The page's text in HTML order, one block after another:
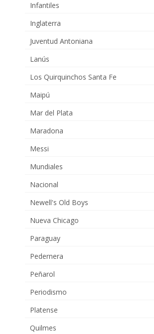
Infantiles
Inglaterra
Juventud Antoniana
Lanús
Los Quirquinchos Santa Fe
Maipú
Mar del Plata
Maradona
Messi
Mundiales
Nacional
Newell's Old Boys
Nueva Chicago
Paraguay
Pedernera
Peñarol
Periodismo
Platense
Quilmes